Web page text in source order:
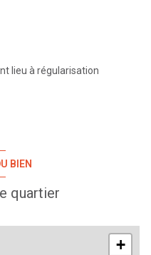
lieu à régularisation
BIEN
quartier
+